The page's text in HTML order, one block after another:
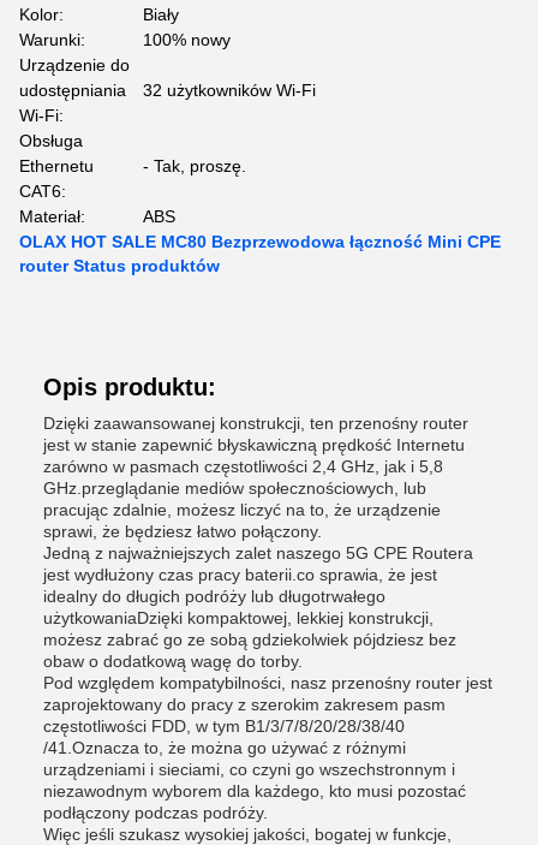
Kolor:
Biały
Warunki:
100% nowy
Urządzenie do
udostępniania
Wi-Fi:
32 użytkowników Wi-Fi
Obsługa
Ethernetu
CAT6:
- Tak, proszę.
Materiał:
ABS
OLAX HOT SALE MC80 Bezprzewodowa łączność Mini CPE
router Status produktów
Opis produktu:
Dzięki zaawansowanej konstrukcji, ten przenośny router
jest w stanie zapewnić błyskawiczną prędkość Internetu
zarówno w pasmach częstotliwości 2,4 GHz, jak i 5,8
GHz.przeglądanie mediów społecznościowych, lub
pracując zdalnie, możesz liczyć na to, że urządzenie
sprawi, że będziesz łatwo połączony.
Jedną z najważniejszych zalet naszego 5G CPE Routera
jest wydłużony czas pracy baterii.co sprawia, że jest
idealny do długich podróży lub długotrwałego
użytkowaniaDzięki kompaktowej, lekkiej konstrukcji,
możesz zabrać go ze sobą gdziekolwiek pójdziesz bez
obaw o dodatkową wagę do torby.
Pod względem kompatybilności, nasz przenośny router jest
zaprojektowany do pracy z szerokim zakresem pasm
częstotliwości FDD, w tym B1/3/7/8/20/28/38/40
/41.Oznacza to, że można go używać z różnymi
urządzeniami i sieciami, co czyni go wszechstronnym i
niezawodnym wyborem dla każdego, kto musi pozostać
podłączony podczas podróży.
Więc jeśli szukasz wysokiej jakości, bogatej w funkcje,